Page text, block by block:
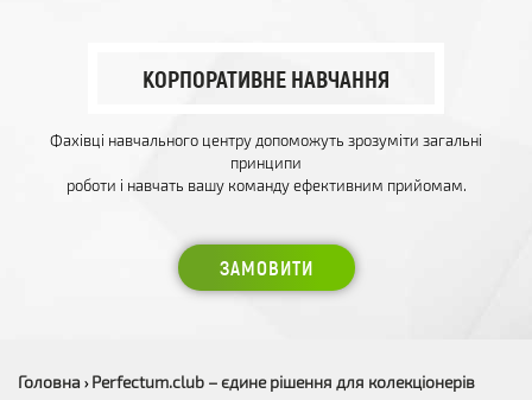
КОРПОРАТИВНЕ НАВЧАННЯ
Фахівці навчального центру допоможуть зрозуміти загальні
принципи
роботи і навчать вашу команду ефективним прийомам.
ЗАМОВИТИ
Головна › Perfectum.club – єдине рішення для колекціонерів